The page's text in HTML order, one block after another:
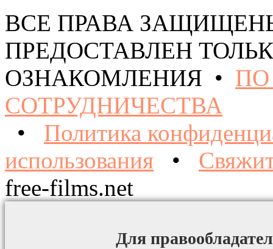
ВСЕ ПРАВА
ПРЕДОСТАВЛЕН
ОЗНАКОМЛЕНИЯ •
СОТРУДНИЧЕСТВА
• Политика
использования •
free-films.net
Для